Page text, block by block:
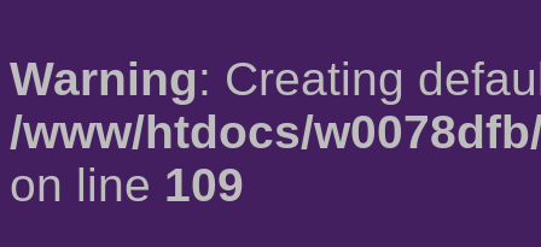
Warning: Creating
/www/htdocs/
on line 109